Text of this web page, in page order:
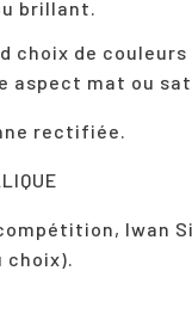
brillant.
choix de couleurs
aspect mat ou
rectifiée.
Iwan
choix).